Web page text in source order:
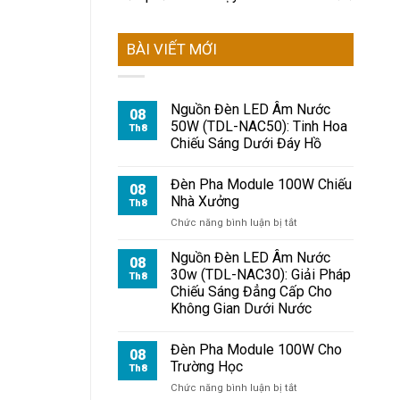
BÀI VIẾT MỚI
08
Th8
Nguồn Đèn LED Âm Nước
50W (TDL-NAC50): Tinh Hoa
Chiếu Sáng Dưới Đáy Hồ
08
Th8
Đèn Pha Module 100W Chiếu
Nhà Xưởng
Chức năng bình luận bị tắt
Pha
Module
100W
Chiếu
Nhà
08
Th8
Nguồn Đèn LED Âm Nước
30w (TDL-NAC30): Giải Pháp
Chiếu Sáng Đẳng Cấp Cho
Không Gian Dưới Nước
08
Th8
Đèn Pha Module 100W Cho
Trường Học
Chức năng bình luận bị tắt